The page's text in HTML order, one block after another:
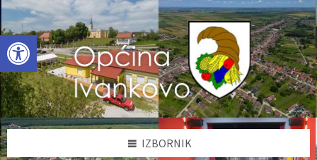
Open toolbar
Skip
to
content
Skip
to
left
sidebar
Skip
to
footer
IZBORNIK